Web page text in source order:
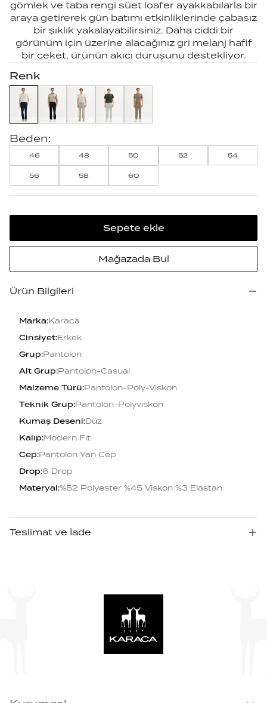
gömlek ve taba rengi süet loafer ayakkabılarla bir
araya getirerek gün batımı etkinliklerinde çabasız
bir şıklık yakalayabilirsiniz. Daha ciddi bir
görünüm için üzerine alacağınız gri melanj hafif
bir ceket, ürünün akıcı duruşunu destekliyor.
Renk
Beden:
46 48 50 52 54
56 58 60
Sepete ekle
Mağazada Bul
Ürün Bilgileri
Marka:Karaca
Cinsiyet:Erkek
Grup:Pantolon
Alt Grup:Pantolon-Casual
Malzeme Türü:Pantolon-Poly-Viskon
Teknik Grup:Pantolon-Polyviskon
Kumaş Deseni:Düz
Kalıp:Modern Fıt
Cep:Pantolon Yan Cep
Drop:6 Drop
Materyal:%52 Polyester %45 Viskon %3 Elastan
Teslimat ve İade